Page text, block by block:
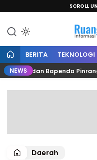
SCROLL
BERITA TEKNOLOGI
NEWS
dan Bapenda Pinrang
Daerah